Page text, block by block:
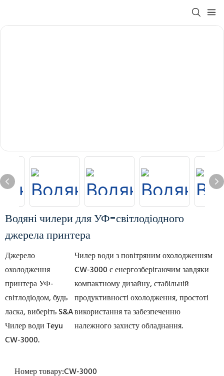
Водяні чилери для УФ-світлодіодного
джерела принтера
Джерело
охолодження
принтера УФ-
світлодіодом, будь
ласка, виберіть S&A
Чилер води Teyu
CW-3000.
Чилер води з повітряним охолодженням
CW-3000 є енергозберігаючим завдяки
компактному дизайну, стабільній
продуктивності охолодження, простоті
використання та забезпеченню
належного захисту обладнання.
Номер товару:CW-3000